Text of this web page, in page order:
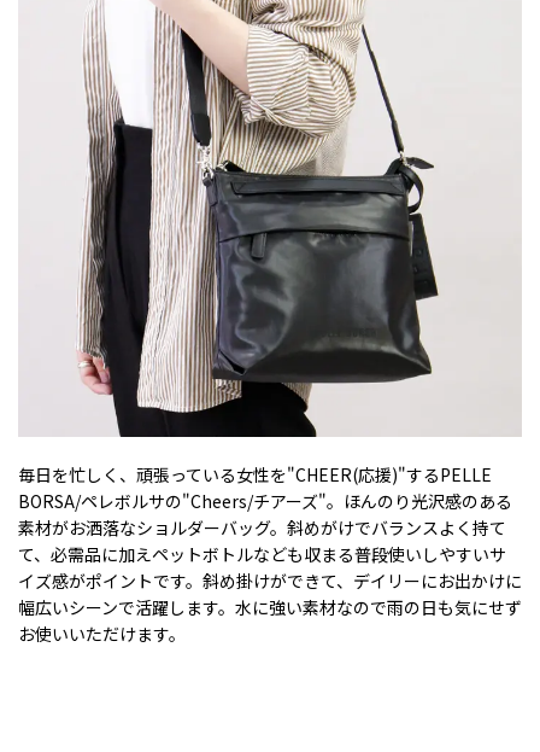
毎日を忙しく、頑張っている女性を"CHEER(応援)"するPELLE
BORSA/ペレボルサの"Cheers/チアーズ"。ほんのり光沢感のある
素材がお洒落なショルダーバッグ。斜めがけでバランスよく持て
て、必需品に加えペットボトルなども収まる普段使いしやすいサ
イズ感がポイントです。斜め掛けができて、デイリーにお出かけに
幅広いシーンで活躍します。水に強い素材なので雨の日も気にせず
お使いいただけます。